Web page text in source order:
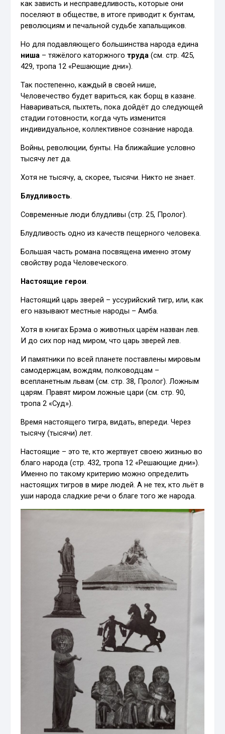
как зависть и несправедливость, которые они
поселяют в обществе, в итоге приводит к бунтам,
революциям и печальной судьбе хапальщиков.
Но для подавляющего большинства народа едина
ниша – тяжёлого каторжноготруда (см. стр. 425,
429, тропа 12 «Решающие дни»).
Так постепенно, каждый в своей нише,
Человечество будет вариться, как борщ в казане.
Навариваться, пыхтеть, пока дойдёт до следующей
стадии готовности, когда чуть изменится
индивидуальное, коллективное сознание народа.
Войны, революции, бунты. На ближайшие условно
тысячу лет да.
Хотя не тысячу, а, скорее, тысячи. Никто не знает.
Блудливость.
Современные люди блудливы (стр. 25, Пролог).
Блудливость одно из качеств пещерного человека.
Большая часть романа посвящена именно этому
свойству рода Человеческого.
Настоящие герои.
Настоящий царь зверей – уссурийский тигр, или, как
его называют местные народы – Амба.
Хотя в книгах Брэма о животных царём назван лев.
И до сих пор над миром, что царь зверей лев.
И памятники по всей планете поставлены мировым
самодержцам, вождям, полководцам –
всепланетным львам (см. стр. 38, Пролог). Ложным
царям. Правят миром ложные цари (см. стр. 90,
тропа 2 «Суд»).
Время настоящего тигра, видать, впереди. Через
тысячу (тысячи) лет.
Настоящие – это те, кто жертвует своею жизнью во
благо народа (стр. 432, тропа 12 «Решающие дни»).
Именно по такому критерию можно определить
настоящих тигров в мире людей. А не тех, кто льёт в
уши народа сладкие речи о благе того же народа.